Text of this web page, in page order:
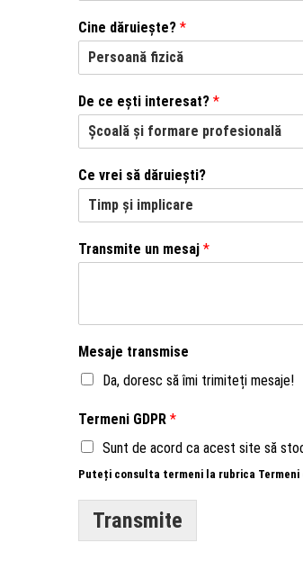
Cine dăruiește? *
De ce ești interesat? *
Ce vrei să dăruiești?
Transmite un mesaj *
Mesaje transmise
Da, doresc să îmi trimiteți mesaje!
Termeni GDPR *
Sunt de acord ca acest site să
Puteți consulta termeni la rubrica
Transmite